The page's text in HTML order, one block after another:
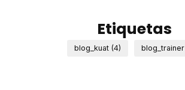
Etiquetas
blog_kuat (4) blog_trainer